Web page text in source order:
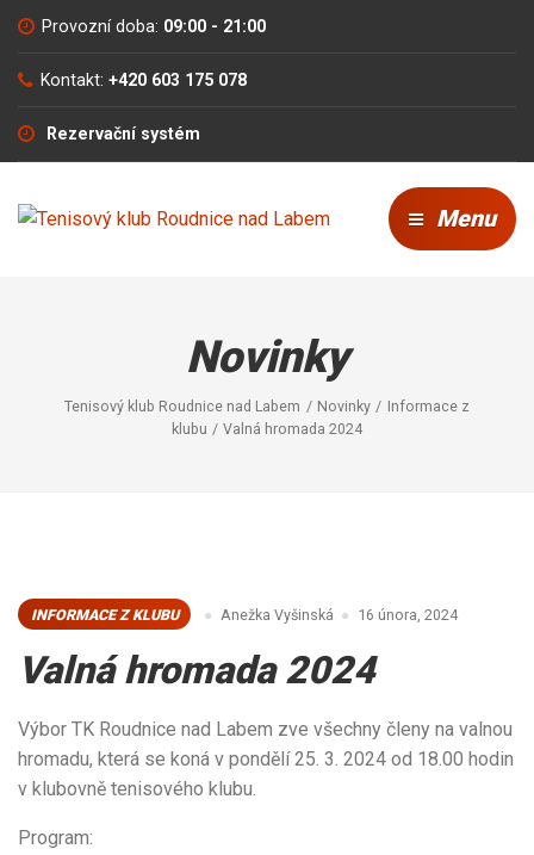
Provozní doba: 09:00 - 21:00
Kontakt: +420 603 175 078
Rezervační systém
Menu
Novinky
Tenisový klub Roudnice nad Labem Novinky
Informace z
klubu
Valná hromada 2024
INFORMACE Z KLUBU Anežka Vyšinská 16 února, 2024
Valná hromada 2024
Výbor TK Roudnice nad Labem zve všechny členy na valnou
hromadu, která se koná v pondělí 25. 3. 2024 od 18.00 hodin
v klubovně tenisového klubu.
Program: